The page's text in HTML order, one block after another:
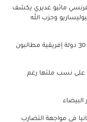
ماثيو غديري يكشف
وحزب الله
تأشيرة الدخول للولايات المتحدة: مواطنو 30 دولة إفريقية مطالبون
نسب ملئها رغم
في مواجهة التضارب